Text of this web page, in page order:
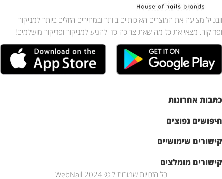
וובנייל מציעה את המוצרים האיכותיים ביותר ובמחירים הזולים ביותר למניקור
ופדיקור. מצאי את כל מה שאת צריכה כדי להגיע למניקור ופדיקור מושלמים!
כתבות אחרונות
חיפושים נפוצים
קישורים שימושיים
קישורים מומלצים
כל הזכויות שמורות ל © WebNail 2024